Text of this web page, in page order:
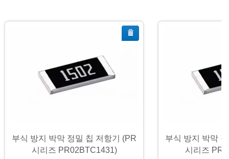
부식 방지 박막 정밀 칩 저항기 (PR
시리즈 PR02BTC1431)
부식 방지 박막
시리즈